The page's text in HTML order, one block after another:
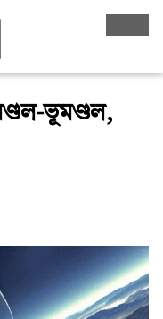
ভূমণ্ডল,